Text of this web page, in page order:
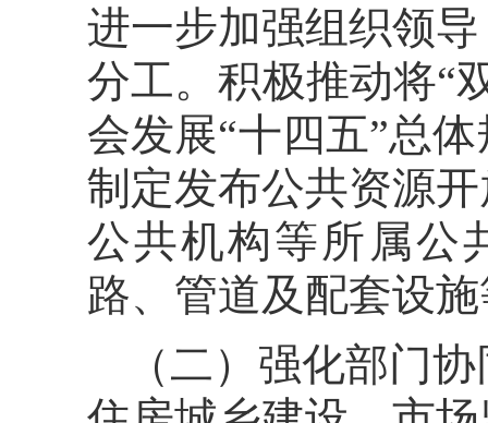
进一步加强组织领
分工。积极推动将“
会发展“十四五”总
制定发布公共资源
公共机构等所属公
路、管道及配套设
（二）强化部门